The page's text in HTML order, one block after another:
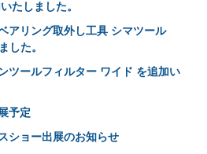
たしました。
リング取外し工具 シマツール
した。
ールフィルター ワイド を追加い
予定
ショー出展のお知らせ